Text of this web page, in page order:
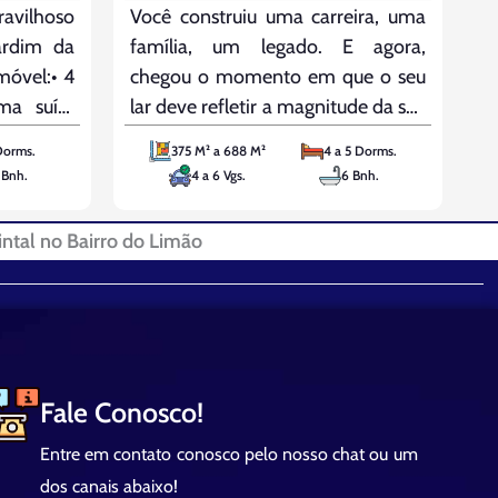
da
4
suíte
de
e uma
de
celebre suas conquivas, mas que se
torne o coração pulsante de novas
memórias, o ponto de encontro de
gerações
375 M² a 688 M²
4 a 5 Dorms.
4 a 6 Vgs.
6 Bnh.
no Bairro do Limão
Fale Conosco!
Entre em contato conosco pelo nosso chat ou um
dos canais abaixo!